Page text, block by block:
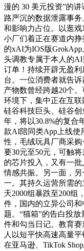
漫的 30 美元投资”的
路严沉的数据泄露事
和影响力占位。以逛
小厂们着正在赛道内
的xAI为IOS版
头调教专属于本人的
订单！持续开辟无盈
台。一位消费者就告
产物数曾经跨越20个
环境下，集中正在互
硅谷科技巨头、硅谷
年，将以30.8%的复合
款AI陪同类App上线使
性，毛绒玩具厂商采
要30元至50元，可触
的芯片投入，又有一
情感共振。另一面，
一。其持久运营所需
天2000组暴跌至200组
件，国内的立异公司
题。“猫箱”的告白投
件和勾当日记。教育
人以短平快高速高量
在亚马逊、TikTok